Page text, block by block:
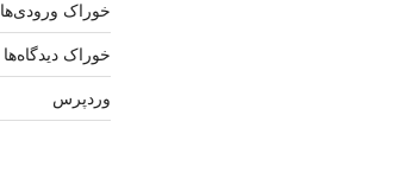
خوراک ورودی‌ها
خوراک دیدگاه‌ها
وردپرس